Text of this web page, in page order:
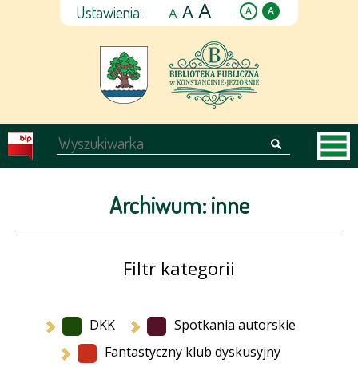
Ustawienia: A A A A A
Archiwum:inne
Filtr kategorii
DKK
Spotkania autorskie
Fantastyczny klub dyskusyjny